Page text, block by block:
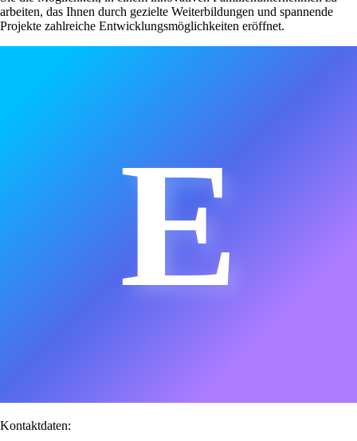
arbeiten, das Ihnen durch gezielte Weiterbildungen und spannende
Projekte zahlreiche Entwicklungsmöglichkeiten eröffnet.
E
Kontaktdaten: